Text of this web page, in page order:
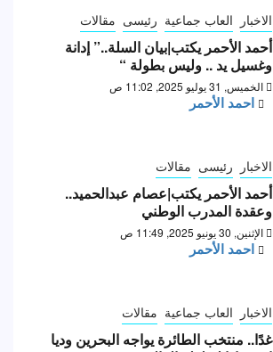
الاخبار العاب جماعية رئيسى مقالات
أحمد الأحمر يكتب|بيان السلة..” إدانة
وغسيل يد .. وليس بطولة “
الخميس, 31 يوليو 2025, 11:02 ص
احمد الأحمر
الاخبار رئيسى مقالات
أحمد الأحمر يكتب|عصام عبدالحميد..
وعقدة المدرب الوطني
الإثنين, 30 يونيو 2025, 11:49 ص
احمد الأحمر
الاخبار العاب جماعية مقالات
غدًا.. منتخب الطائرة يواجه البحرين وديا